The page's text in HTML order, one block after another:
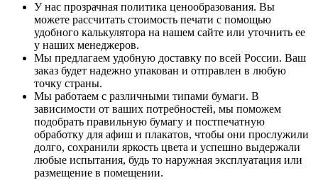
У нас прозрачная политика ценообразования. Вы
можете рассчитать стоимость печати с помощью
удобного калькулятора на нашем сайте или уточнить ее
у наших менеджеров.
Мы предлагаем удобную доставку по всей России. Ваш
заказ будет надежно упакован и отправлен в любую
точку страны.
Мы работаем с различными типами бумаги. В
зависимости от ваших потребностей, мы поможем
подобрать правильную бумагу и постпечатную
обработку для афиш и плакатов, чтобы они прослужили
долго, сохранили яркость цвета и успешно выдержали
любые испытания, будь то наружная эксплуатация или
размещение в помещении.